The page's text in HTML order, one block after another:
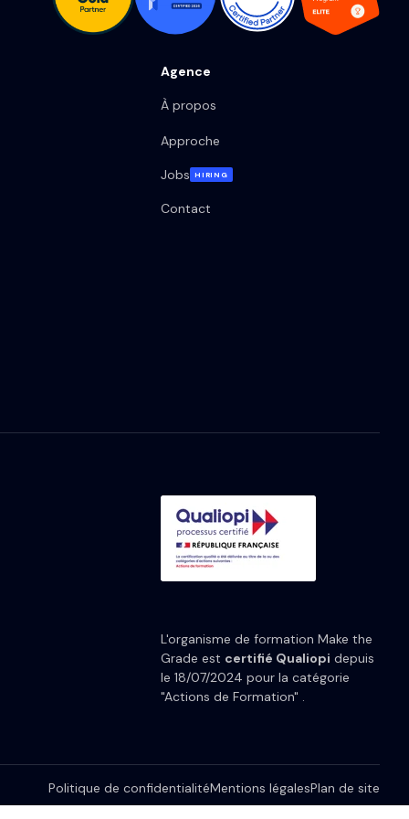
Agence
À propos
Approche
Jobs HIRING
Contact
L'organisme de formation Make the
Grade est certifié Qualiopi depuis
le 18/07/2024 pour la catégorie
"Actions de Formation" .
Politique de confidentialitéMentions légalesPlan de site